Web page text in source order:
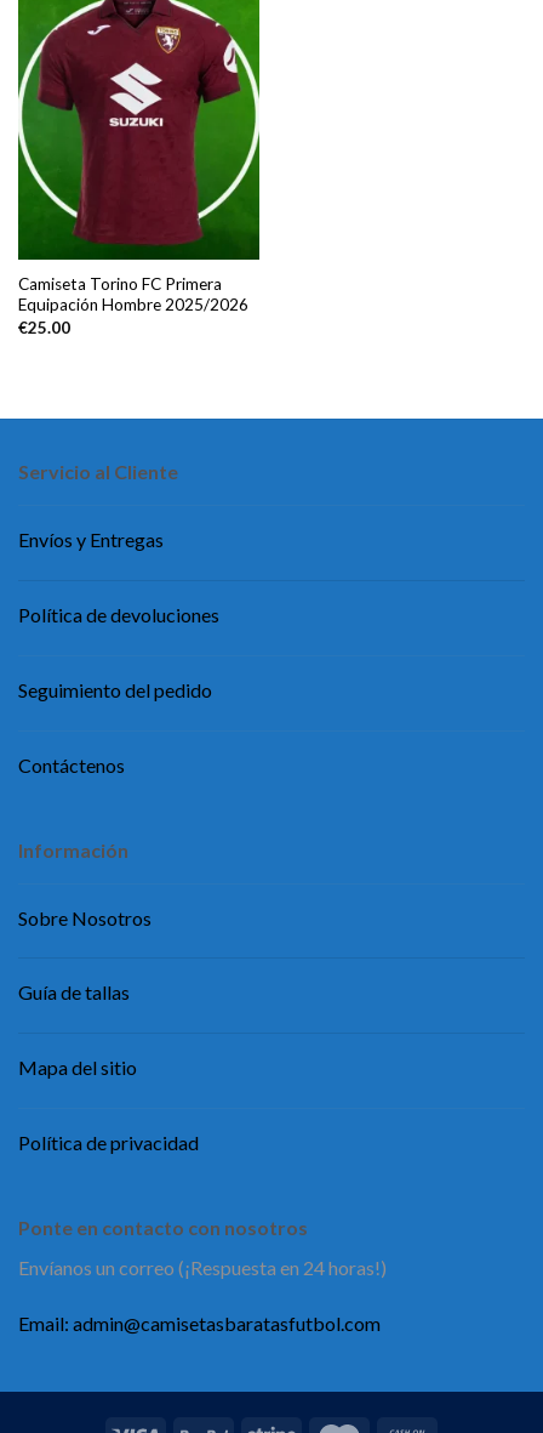
Camiseta Torino FC Primera
Equipación Hombre 2025/2026
€25.00
Servicio al Cliente
Envíos y Entregas
Política de devoluciones
Seguimiento del pedido
Contáctenos
Información
Sobre Nosotros
Guía de tallas
Mapa del sitio
Política de privacidad
Ponte en contacto con nosotros
Envíanos un correo (¡Respuesta en 24 horas!)
Email: admin@camisetasbaratasfutbol.com